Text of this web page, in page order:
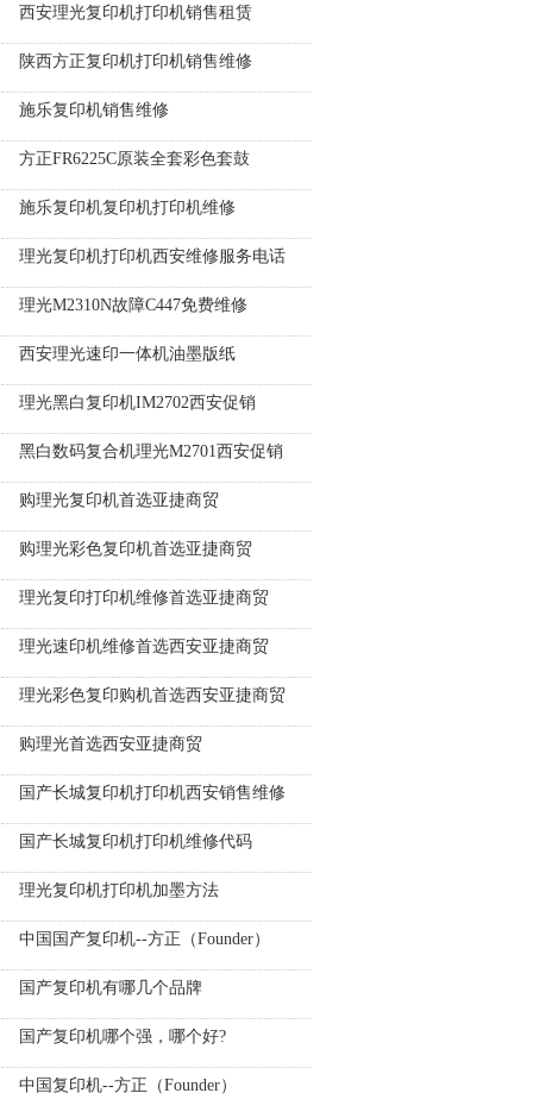
西安理光复印机打印机销售租赁
陕西方正复印机打印机销售维修
施乐复印机销售维修
方正FR6225C原装全套彩色套鼓
施乐复印机复印机打印机维修
理光复印机打印机西安维修服务电话
理光M2310N故障C447免费维修
西安理光速印一体机油墨版纸
理光黑白复印机IM2702西安促销
黑白数码复合机理光M2701西安促销
购理光复印机首选亚捷商贸
购理光彩色复印机首选亚捷商贸
理光复印打印机维修首选亚捷商贸
理光速印机维修首选西安亚捷商贸
理光彩色复印购机首选西安亚捷商贸
购理光首选西安亚捷商贸
国产长城复印机打印机西安销售维修
国产长城复印机打印机维修代码
理光复印机打印机加墨方法
中国国产复印机--方正（Founder）
国产复印机有哪几个品牌
国产复印机哪个强，哪个好?
中国复印机--方正（Founder）